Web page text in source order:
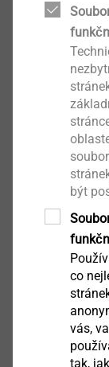
systémy
být
co
vás,
tak,